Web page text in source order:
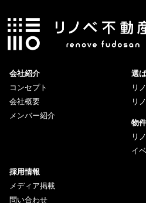
会社紹介
コンセプト
会社概要
メンバー紹介
選
リ
リ
物
リ
イ
採用情報
メディア掲載
問い合わせ